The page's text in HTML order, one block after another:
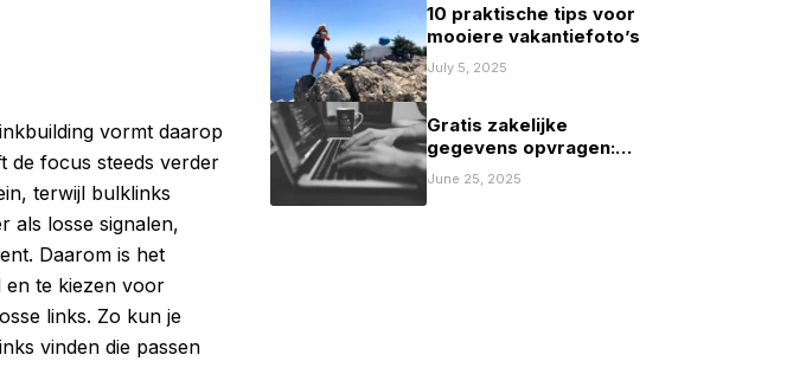
vormt daarop
de focus steeds verder
terwijl bulklinks
als losse signalen,
Daarom is het
en te kiezen voor
links. Zo kun je
vinden die passen
10 praktische tips voor
mooiere vakantiefoto’s
July 5, 2025
Gratis zakelijke
gegevens opvragen:
mogelijkheden en
beperkingen
June 25, 2025